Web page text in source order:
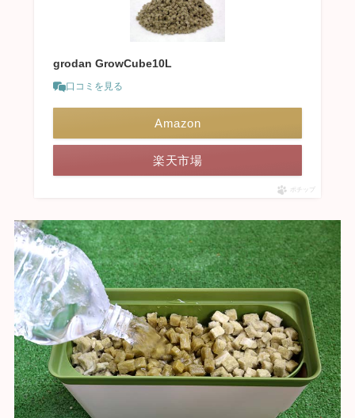
grodan GrowCube10L
口コミを見る
Amazon
楽天市場
ポチップ